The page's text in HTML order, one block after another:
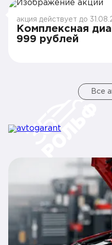
акция действует до
Комплексная
999 рублей
Все